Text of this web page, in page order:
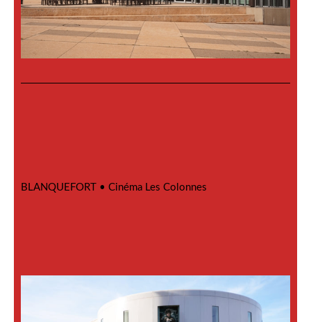
BLANQUEFORT • Cinéma Les Colonnes